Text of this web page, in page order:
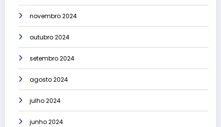
novembro 2024
outubro 2024
setembro 2024
agosto 2024
julho 2024
junho 2024